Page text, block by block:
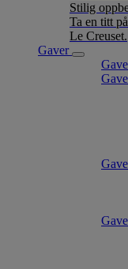
Stilig
Ta en titt
Le Creuset.
Gaver